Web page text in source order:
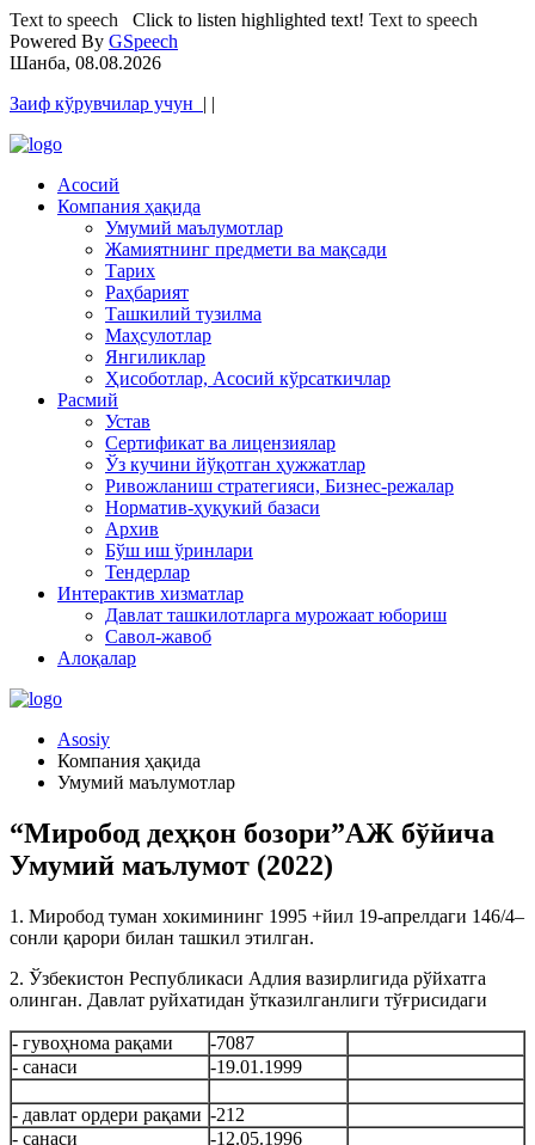
Text to speech Click to listen highlighted text! Text to speech
Powered By GSpeech
Шанба, 08.08.2026
Заиф кўрувчилар учун | |
Асосий
Компания ҳақида
Умумий маълумотлар
Жамиятнинг предмети ва мақсади
Тарих
Раҳбарият
Ташкилий тузилма
Маҳсулотлар
Янгиликлар
Ҳисоботлар, Асосий кўрсаткичлар
Расмий
Устав
Сертификат ва лицензиялар
Ўз кучини йўқотган ҳужжатлар
Ривожланиш стратегияси, Бизнес-режалар
Норматив-ҳуқукий базаси
Архив
Бўш иш ўринлари
Тендерлар
Интерактив хизматлар
Давлат ташкилотларга мурожаат юбориш
Савол-жавоб
Алоқалар
Asosiy
Компания ҳақида
Умумий маълумотлар
“Миробод деҳқон бозори”АЖ бўйича
Умумий маълумот (2022)
1. Миробод туман хокимининг 1995 +йил 19-апрелдаги 146/4–
сонли қарори билан ташкил этилган.
2. Ўзбекистон Республикаси Адлия вазирлигида рўйхатга
олинган. Давлат руйхатидан ўтказилганлиги тўғрисидаги
- гувоҳнома рақами
-7087
- санаси
-19.01.1999
- давлат ордери рақами -212
- санаси
-12.05.1996